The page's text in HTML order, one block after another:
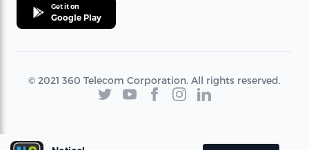
Get it on
Google Play
© 2021 360 Telecom Corporation. All rights reserved.